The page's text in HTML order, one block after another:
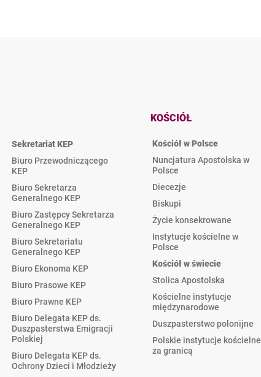
Sekretariat KEP
Biuro Przewodniczącego
KEP
Biuro Sekretarza
Generalnego KEP
Biuro Zastępcy Sekretarza
Generalnego KEP
Biuro Sekretariatu
Generalnego KEP
Biuro Ekonoma KEP
Biuro Prasowe KEP
Biuro Prawne KEP
Biuro Delegata KEP ds.
Duszpasterstwa Emigracji
Polskiej
Biuro Delegata KEP ds.
Ochrony Dzieci i Młodzieży
KOŚCIÓŁ
Kościół w Polsce
Nuncjatura Apostolska w
Polsce
Diecezje
Biskupi
Życie konsekrowane
Instytucje kościelne w
Polsce
Kościół w świecie
Stolica Apostolska
Kościelne instytucje
międzynarodowe
Duszpasterstwo polonijne
Polskie instytucje kościelne
za granicą